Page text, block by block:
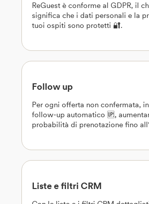
ReGuest è conforme al GDPR, il
significa che i dati personali e la
tuoi ospiti sono protetti 🔐.
Follow up
Per ogni offerta non confermata,
follow-up automatico 🆙,
probabilità di prenotazione fino
Liste e filtri CRM